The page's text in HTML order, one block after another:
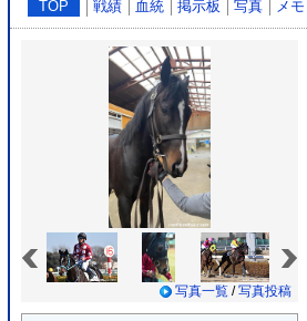
TOP 戦績 血統 掲示板 写真 メモ
写真一覧 /写真投稿